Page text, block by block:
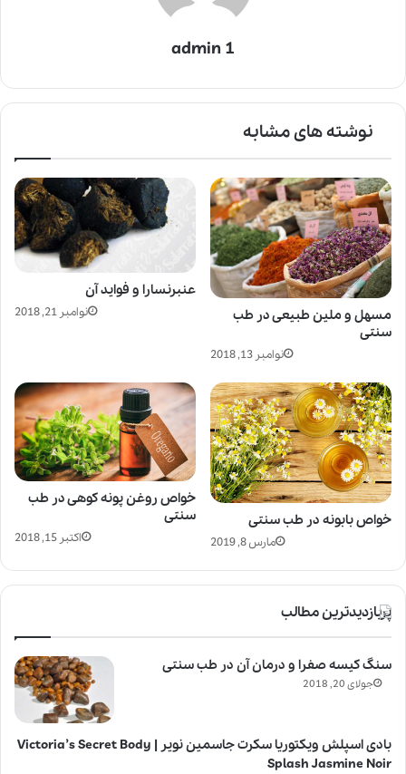
admin 1
نوشته های مشابه
عنبرنسارا و فواید آن
نوامبر 21, 2018
مسهل و ملین طبیعی در طب
سنتی
نوامبر 13, 2018
خواص روغن پونه کوهی در طب
سنتی
اکتبر 15, 2018
خواص بابونه در طب سنتی
مارس 8, 2019
پربازدیدترین مطالب
سنگ کیسه صفرا و درمان آن در طب سنتی
جولای 20, 2018
بادی اسپلش ویکتوریا سکرت جاسمین نویر | Victoria’s Secret Body
Splash Jasmine Noir